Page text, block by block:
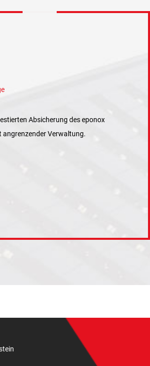
HÜLSTA MÖBEL
Absicherung des eponox
angrenzender Verwaltung.
Videoüberwachung
Brandmeldeanlage mit
MUSTERMANN
Haushalte
BERUFBILDUNGSSTÄTTE